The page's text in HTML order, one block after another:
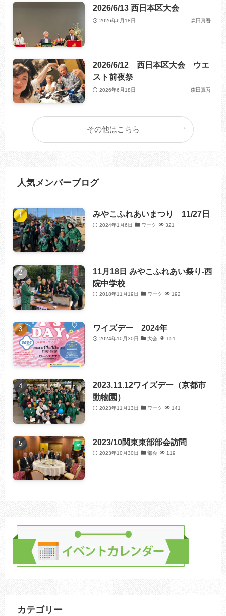
2026/6/13 西日本区大会
2026年6月18日 森田真吾
2026/6/12 西日本区大会 ウエ
スト前夜祭
2026年6月18日 森田真吾
その他はこちら
人気メンバーブログ
みやこふれあいまつり 11/27日
2024年1月6日 ワーク 321
11月18日 みやこふれあい祭り-西
院中学校
2018年11月19日 ワーク 192
ワイズデー 2024年
2024年10月30日 大会 151
2023.11.12ワイズデー（京都市
動物園）
2023年11月13日 ワーク 141
2023/10関東東部部会訪問
2023年10月30日 部会 119
カテゴリー